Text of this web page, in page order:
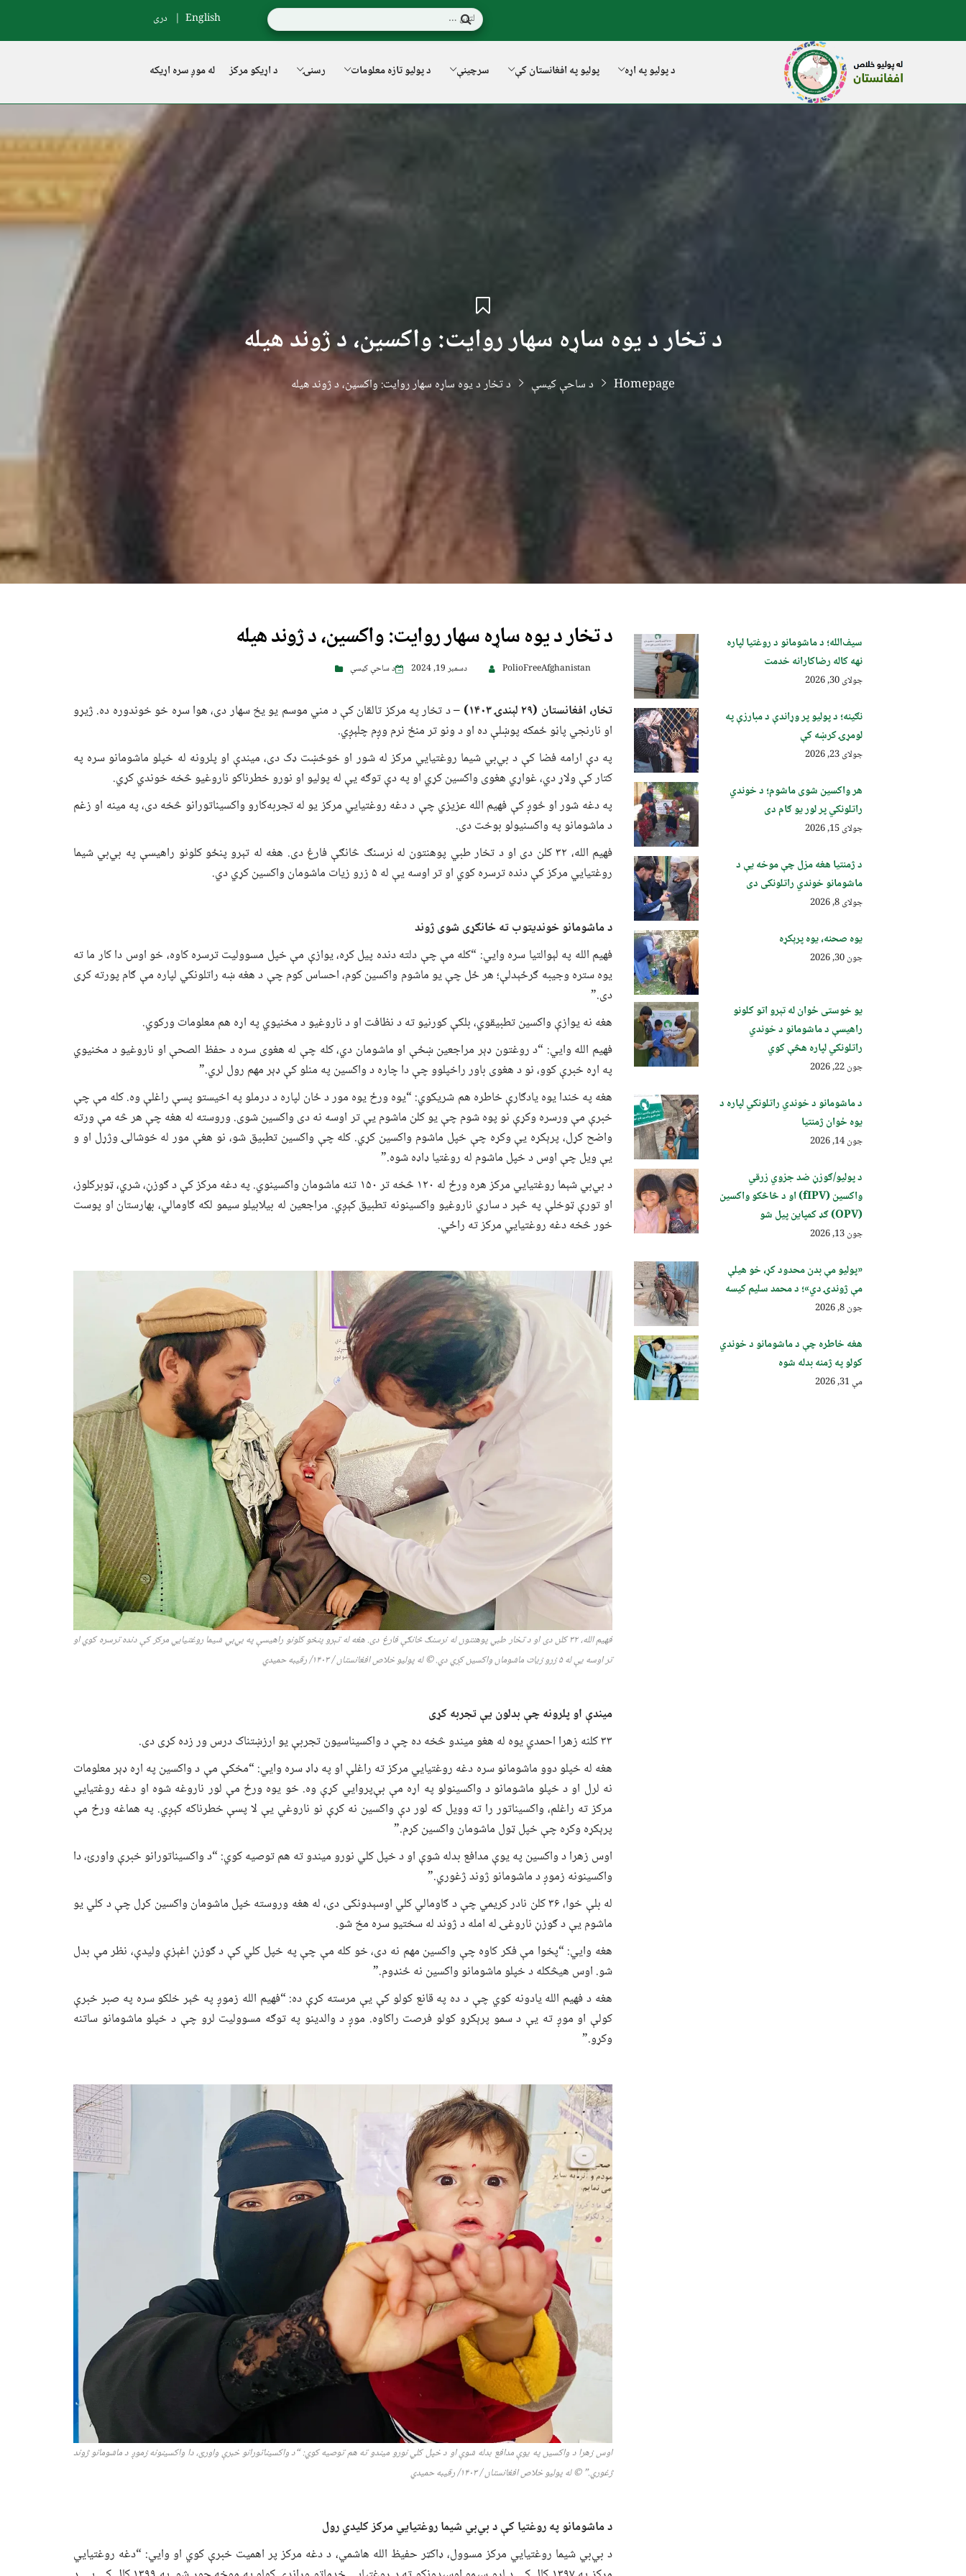
English دری
د پولیو په اړه پولیو په افغانستان کې سرچینې د پولیو تازه معلومات رسنۍ د اړیکو مرکز له موږ سره اړیکه
د تخار د یوه ساړه سهار روایت: واکسین، د ژوند هیله
Homepage د ساحې کیسې د تخار د یوه ساړه سهار روایت: واکسین، د ژوند هیله
د تخار د یوه ساړه سهار روایت: واکسین، د ژوند هیله
PolioFreeAfghanistan دسمبر 19, 2024 د ساحې کیسې
تخار، افغانستان (۲۹ لېندۍ ۱۴۰۳) –
د تخار په مرکز تالقان کې د مني موسم یو یخ سهار دی، هوا سړه خو خوندوره ده. ژیړو
او نارنجي پاڼو ځمکه پوښلې ده او د ونو تر منځ نرم وږم چلېږي.
په دې ارامه فضا کې د بي‌بي شیما روغتیايي مرکز له شور او خوځښت ډک دی، میندې او پلرونه له خپلو ماشومانو سره په
کتار کې ولاړ دي، غواړي هغوی واکسین کړي او په دې توګه یې له پولیو او نورو خطرناکو ناروغیو څخه خوندي کړي.
په دغه شور او ځوږ کې فهیم الله عزیزي چې د دغه روغتیايي مرکز یو له تجربه‌کارو واکسیناتورانو څخه دی، په مینه او زغم
د ماشومانو په واکسنیولو بوخت دی.
فهیم الله، ۳۲ کلن دی او د تخار طبي پوهنتون له نرسنګ څانګې فارغ دی. هغه له تېرو پنځو کلونو راهیسې په بي‌بي شیما
روغتیايي مرکز کې دنده ترسره کوي او تر اوسه یې له ۵ زرو زیات ماشومان واکسین کړي دي.
د ماشومانو خوندیتوب ته ځانګړی شوی ژوند
فهیم الله په لېوالتیا سره وايي: “کله مې چې دلته دنده پیل کړه، یوازې مې خپل مسوولیت ترسره کاوه، خو اوس دا کار ما ته
یوه ستره وجیبه ګرځېدلې؛ هر ځل چې یو ماشوم واکسین کوم، احساس کوم چې د هغه ښه راتلونکي لپاره مې ګام پورته کړی
دی.”
هغه نه یوازې واکسین تطبیقوي، بلکې کورنیو ته د نظافت او د ناروغیو د مخنیوي په اړه هم معلومات ورکوي.
فهیم الله وايي: “د روغتون ډېر مراجعین ښځې او ماشومان دي، کله چې له هغوی سره د حفظ الصحې او ناروغیو د مخنیوي
په اړه خبرې کوو، نو د هغوی باور راخپلوو چې دا چاره د واکسین په منلو کې ډېر مهم رول لري.”
هغه په خندا یوه یادګارې خاطره هم شریکوي: “یوه ورځ یوه مور د ځان لپاره د درملو په اخیستو پسې راغلې وه. کله مې چې
خبرې مې ورسره وکړې نو پوه شوم چې یو کلن ماشوم یې تر اوسه نه دی واکسین شوی. وروسته له هغه چې هر څه مې ورته
واضح کړل، پرېکړه یې وکړه چې خپل ماشوم واکسین کړي. کله چې واکسین تطبیق شو، نو هغې مور له خوشالۍ وژړل او و
یې ویل چې اوس د خپل ماشوم له روغتیا ډاډه شوه.”
د بي‌بي شېما روغتیايي مرکز هره ورځ له ۱۲۰ څخه تر ۱۵۰ تنه ماشومان واکسینوي. په دغه مرکز کې د ګوزڼ، شري، ټوبرکلوز،
او تورې ټوخلې په څېر د ساري ناروغیو واکسینونه تطبیق کېږي. مراجعین له بیلابیلو سیمو لکه ګاومالي، بهارستان او پوست
خور څخه دغه روغتیايي مرکز ته راځي.
فهیم الله،۳۲ کلن دی او د تخار طبي پوهنتون له نرسنګ څانګې فارغ دی. هغه له تېرو پنځو کلونو راهیسې په بي‌بي شیما روغتیايي مرکز کې دنده ترسره کوي او
تر اوسه یې له۵زرو زیات ماشومان واکسین کړي دي.©له پولیو خلاص افغانستان/۱۴۰۳/ رقیبه حمید ي
میندې او پلرونه چې بدلون یې تجربه کړی
۳۳ کلنه زهرا احمدي یوه له هغو میندو څخه ده چې د واکسیناسیون تجربې یو ارزښتناک درس ور زده کړی دی.
هغه له خپلو دوو ماشومانو سره دغه روغتیايي مرکز ته راغلې او په ډاډ سره وايي: “مخکې مې د واکسین په اړه ډېر معلومات
نه لرل او د خپلو ماشومانو د واکسینولو په اړه مې بې‌پروایي کړې وه. خو یوه ورځ مې لور ناروغه شوه او دغه روغتیايي
مرکز ته راغلم، واکسیناتور را ته وویل که لور دې واکسین نه کړې نو ناروغي یې لا پسې خطرناکه کېږي. په هماغه ورځ مې
پرېکړه وکړه چې خپل ټول ماشومان واکسین کړم.”
اوس زهرا د واکسین په یوې مدافع بدله شوې او د خپل کلي نورو میندو ته هم توصیه کوي: “د واکسیناتورانو خبرې واورئ، دا
واکسینونه زموږ د ماشومانو ژوند ژغوري.”
له بلې خوا، ۳۶ کلن نادر کریمي چې د ګاومالي کلي اوسېدونکی دی، له هغه وروسته خپل ماشومان واکسین کړل چې د کلي یو
ماشوم یې د ګوزڼ ناروغۍ له امله د ژوند له سختیو سره مخ شو.
هغه وايي: “پخوا مې فکر کاوه چې واکسین مهم نه دی، خو کله مې چې په خپل کلي کې د ګوزڼ اغېزې ولیدې، نظر مې بدل
شو. اوس هیڅکله د خپلو ماشومانو واکسین نه ځنډوم.”
هغه د فهیم الله یادونه کوي چې د ده په قانع کولو کې یې مرسته کړې ده: “فهیم الله زموږ په څېر خلکو سره په صبر خبرې
کولې او موږ ته یې د سمو پرېکړو کولو فرصت راکاوه. موږ د والدینو په توګه مسوولیت لرو چې د خپلو ماشومانو ساتنه
وکړو.”
اوس زهرا د واکسین په یوې مدافع بدله شوې او د خپل کلي نورو میندو ته هم توصیه کوي: “د واکسیناتورانو خبرې واورئ، دا واکسینونه زموږ د ماشومانو ژوند
ژغوري.”©له پولیو خلاص افغانستان/۱۴۰۳/ رقیبه حمید ي
د ماشومانو په روغتیا کې د بي‌بي شیما روغتیايي مرکز کلیدي رول
د بي‌بي شیما روغتیايي مرکز مسوول، ډاکټر حفیظ الله هاشمي، د دغه مرکز پر اهمیت خبرې کوي او وايي: “دغه روغتیايي
سیف‌الله؛ د ماشومانو د روغتیا لپاره
نهه کاله رضاکارانه خدمت
جولای 30, 2026
نګینه؛ د پولیو پر وړاندې د مبارزې په
لومړۍ کرښه کې
جولای 23, 2026
هر واکسین شوی ماشوم؛ د خوندي
راتلونکي پر لور یو ګام دی
جولای 15, 2026
د ژمنتیا هغه مزل چې موخه یې د
ماشومانو خوندي راتلونکی دی
جولای 8, 2026
یوه صحنه، یوه پرېکړه
جون 30, 2026
یو خوستی ځوان له تېرو اتو کلونو
راهیسې د ماشومانو د خوندي
راتلونکي لپاره هڅې کوي
جون 22, 2026
د ماشومانو د خوندي راتلونکي لپاره د
یوه ځوان ژمنتیا
جون 14, 2026
د پولیو/ګوزڼ ضد جزوي زرقي
واکسین (fIPV) او د څاڅکو واکسین
(OPV) ګډ کمپاین پيل شو
جون 13, 2026
«پولیو مې بدن محدود کړ، خو هیلې
مې ژوندۍ دي»؛ د محمد سلیم کیسه
جون 8, 2026
هغه خاطره چې د ماشومانو د خوندي
کولو په ژمنه بدله شوه
مې 31, 2026